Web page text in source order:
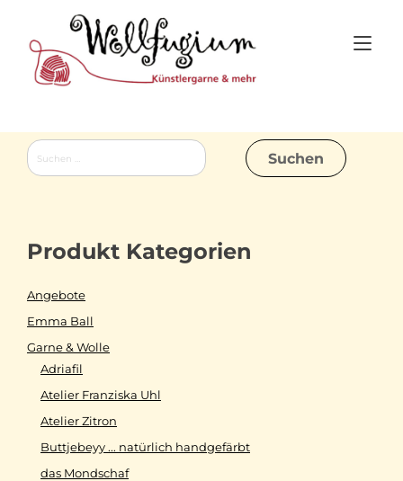
content
Suchen
nach:
Produkt Kategorien
Angebote
Emma Ball
Garne & Wolle
Adriafil
Atelier Franziska Uhl
Atelier Zitron
Buttjebeyy ... natürlich handgefärbt
das Mondschaf